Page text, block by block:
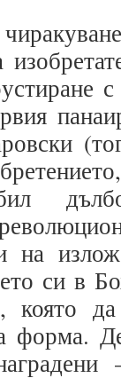
на
си в
която
форма.